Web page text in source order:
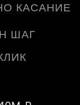
КАСАНИЕ
ШАГ